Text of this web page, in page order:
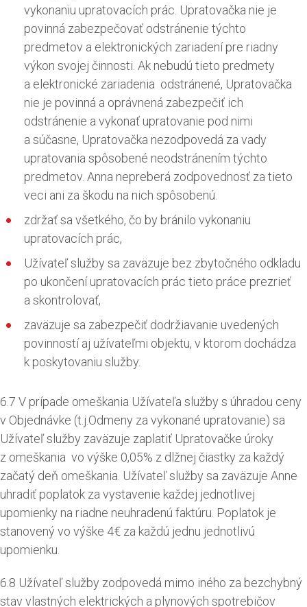
vykonaniu upratovacích prác. Upratovačka nie je
povinná zabezpečovať odstránenie týchto
predmetov a elektronických zariadení pre riadny
výkon svojej činnosti. Ak nebudú tieto predmety
a elektronické zariadenia odstránené, Upratovačka
nie je povinná a oprávnená zabezpečiť ich
odstránenie a vykonať upratovanie pod nimi
a súčasne, Upratovačka nezodpovedá za vady
upratovania spôsobené neodstránením týchto
predmetov. Anna nepreberá zodpovednosť za tieto
veci ani za škodu na nich spôsobenú.
zdržať sa všetkého, čo by bránilo vykonaniu
upratovacích prác,
Užívateľ služby sa zaväzuje bez zbytočného odkladu
po ukončení upratovacích prác tieto práce prezrieť
a skontrolovať,
zaväzuje sa zabezpečiť dodržiavanie uvedených
povinností aj užívateľmi objektu, v ktorom dochádza
k poskytovaniu služby.
6.7 V prípade omeškania Užívateľa služby s úhradou ceny
v Objednávke (t.j.Odmeny za vykonané upratovanie) sa
Užívateľ služby zaväzuje zaplatiť Upratovačke úroky
z omeškania vo výške 0,05% z dlžnej čiastky za každý
začatý deň omeškania. Užívateľ služby sa zaväzuje Anne
uhradiť poplatok za vystavenie každej jednotlivej
upomienky na riadne neuhradenú faktúru. Poplatok je
stanovený vo výške 4€ za každú jednu jednotlivú
upomienku.
6.8 Užívateľ služby zodpovedá mimo iného za bezchybný
stav vlastných elektrických a plynových spotrebičov